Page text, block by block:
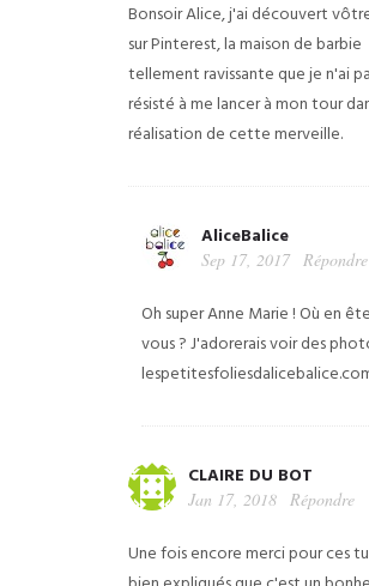
Bonsoir Alice, j'ai découvert
sur Pinterest, la maison de barbie
tellement ravissante que je n'ai
résisté à me lancer à mon tour
réalisation de cette merveille.
AliceBalice
Sep 17, 2017 Répondre
Oh super Anne Marie ! Où en
vous ? J'adorerais voir des
CLAIRE DU BOT
Jan 17, 2018 Répondre
Une fois encore merci pour ces